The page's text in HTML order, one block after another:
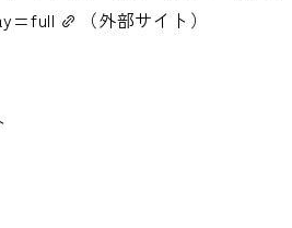
（外部サイト）